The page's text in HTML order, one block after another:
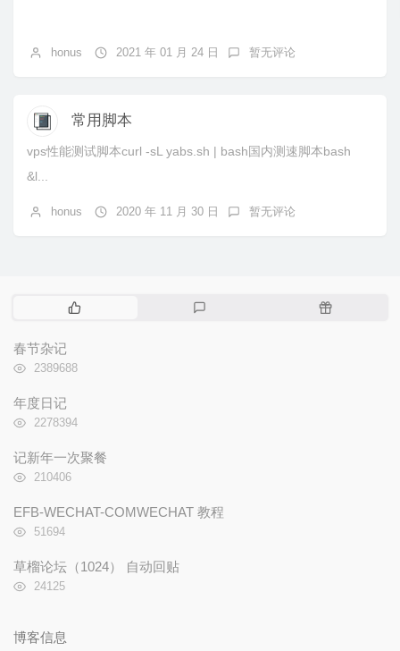
honus 2021 年 01 月 24 日 暂无评论
常用脚本
vps性能测试脚本curl -sL yabs.sh | bash国内测速脚本bash
&l...
honus 2020 年 11 月 30 日 暂无评论
热
随
春节杂记
浏
次
数:
2389688
年度日记
浏
次
数:
2278394
记新年一次聚餐
浏
次
210406
EFB-WECHAT-COMWECHAT 教程
浏
次
数:
51694
草榴论坛（1024） 自动回贴
浏
数:
24125
博客信息